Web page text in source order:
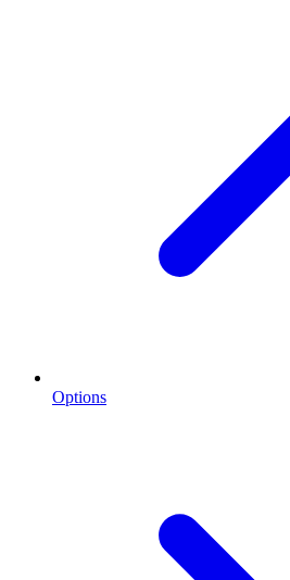
Options